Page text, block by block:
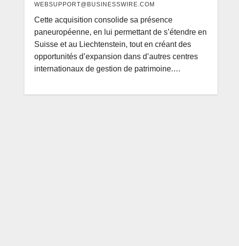
WEBSUPPORT@BUSINESSWIRE.COM
Cette acquisition consolide sa présence
paneuropéenne, en lui permettant de s’étendre en
Suisse et au Liechtenstein, tout en créant des
opportunités d’expansion dans d’autres centres
internationaux de gestion de patrimoine.…